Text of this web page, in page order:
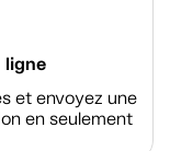
ligne
et envoyez une
en seulement